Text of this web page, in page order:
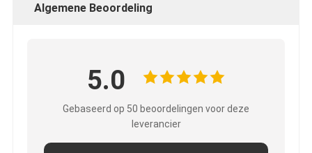
Algemene Beoordeling
5.0
Gebaseerd op 50 beoordelingen voor deze
leverancier